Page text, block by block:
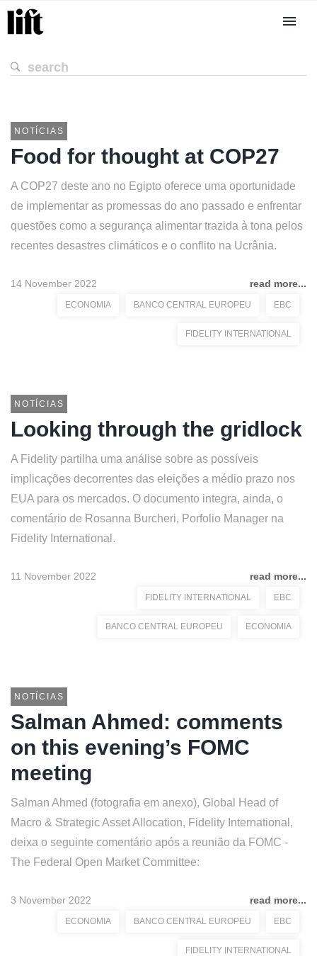
NOTÍCIAS
Food for thought at COP27
A COP27 deste ano no Egipto oferece uma oportunidade
de implementar as promessas do ano passado e enfrentar
questões como a segurança alimentar trazida à tona pelos
recentes desastres climáticos e o conflito na Ucrânia.
14 November 2022 read more...
ECONOMIA BANCO CENTRAL EUROPEU EBC
FIDELITY INTERNATIONAL
NOTÍCIAS
Looking through the gridlock
A Fidelity partilha uma análise sobre as possíveis
implicações decorrentes das eleições a médio prazo nos
EUA para os mercados. O documento integra, ainda, o
comentário de Rosanna Burcheri, Porfolio Manager na
Fidelity International.
11 November 2022 read more...
FIDELITY INTERNATIONAL EBC
BANCO CENTRAL EUROPEU ECONOMIA
NOTÍCIAS
Salman Ahmed: comments
on this evening’s FOMC
meeting
Salman Ahmed (fotografia em anexo), Global Head of
Macro & Strategic Asset Allocation, Fidelity International,
deixa o seguinte comentário após a reunião da FOMC -
The Federal Open Market Committee:
3 November 2022 read more...
ECONOMIA BANCO CENTRAL EUROPEU EBC
FIDELITY INTERNATIONAL